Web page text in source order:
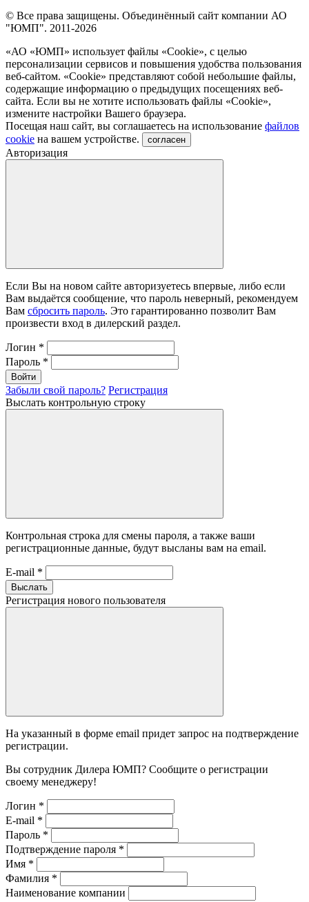
© Все права защищены. Объединённый сайт компании АО
"ЮМП". 2011-2026
«АО «ЮМП» использует файлы «Сookie», с целью
персонализации сервисов и повышения удобства пользования
веб-сайтом. «Cookie» представляют собой небольшие файлы,
содержащие информацию о предыдущих посещениях веб-
сайта. Если вы не хотите использовать файлы «Сookie»,
измените настройки Вашего браузера.
Посещая наш сайт, вы соглашаетесь на использование файлов
cookie на вашем устройстве. согласен
Авторизация
Если Вы на новом сайте авторизуетесь впервые, либо если
Вам выдаётся сообщение, что пароль неверный, рекомендуем
Вам сбросить пароль. Это гарантированно позволит Вам
произвести вход в дилерский раздел.
Логин *
Пароль *
Войти
Забыли свой пароль? Регистрация
Выслать контрольную строку
Контрольная строка для смены пароля, а также ваши
регистрационные данные, будут высланы вам на email.
E-mail *
Выслать
Регистрация нового пользователя
На указанный в форме email придет запрос на подтверждение
регистрации.
Вы сотрудник Дилера ЮМП? Сообщите о регистрации
своему менеджеру!
Логин *
E-mail *
Пароль *
Подтверждение пароля *
Имя *
Фамилия *
Наименование компании